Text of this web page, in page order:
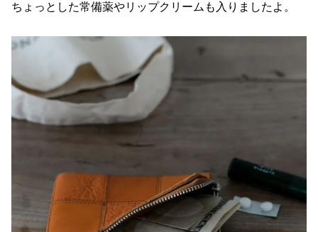
ちょっとした常備薬やリップクリームも入りましたよ。